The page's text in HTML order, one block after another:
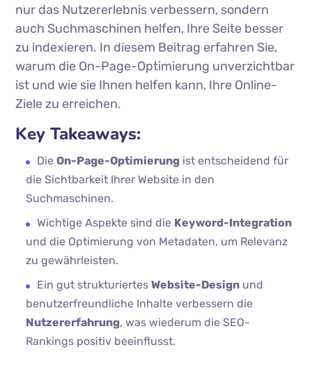
nur das Nutzererlebnis verbessern, sondern
auch Suchmaschinen helfen, Ihre Seite besser
zu indexieren. In diesem Beitrag erfahren Sie,
warum die On-Page-Optimierung unverzichtbar
ist und wie sie Ihnen helfen kann, Ihre Online-
Ziele zu erreichen.
Key Takeaways:
DieOn-Page-Optimierung ist entscheidend für
die Sichtbarkeit Ihrer Website in den
Suchmaschinen.
Wichtige Aspekte sind die Keyword-Integration
und die Optimierung von Metadaten, um Relevanz
zu gewährleisten.
Ein gut strukturiertesWebsite-Design und
benutzerfreundliche Inhalte verbessern die
Nutzererfahrung, was wiederum die SEO-
Rankings positiv beeinflusst.